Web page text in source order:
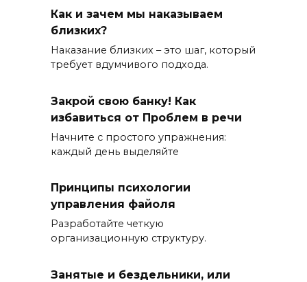
Как и зачем мы наказываем
близких?
Наказание близких – это шаг, который
требует вдумчивого подхода.
Закрой свою банку! Как
избавиться от Проблем в речи
Начните с простого упражнения:
каждый день выделяйте
Принципы психологии
управления файоля
Разработайте четкую
организационную структуру.
Занятые и бездельники, или